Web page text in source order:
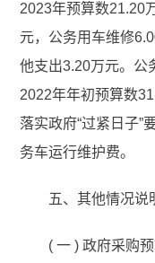
2023年预算数21.20
元，公务用车维修
他支出3.20万元。公
2022年年初预算数
落实政府“过紧日子”
务车运行维护费。
五、其他情况说
( 一 ) 政府采购